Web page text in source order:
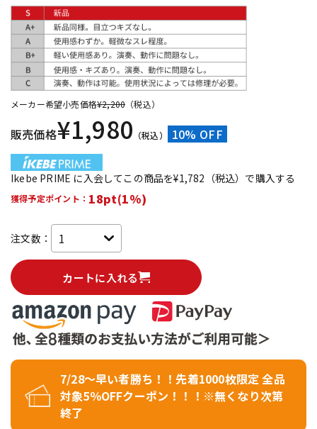
中古
メーカー希望小売価格¥2,200 （税込）
販売価格¥1,980 （税込） 10% OFF
Ikebe PRIME に入会してこの商品を¥1,782（税込）で購入する
獲得予定ポイント： 18pt(1%)
注文数：
カートに入れる
7/28～早い者勝ち！！先着1000枚限定 全品
対象5％OFFクーポン！！！※無くなり次第
終了